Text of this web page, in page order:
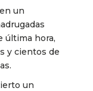
un
última hora,
y cientos de
un